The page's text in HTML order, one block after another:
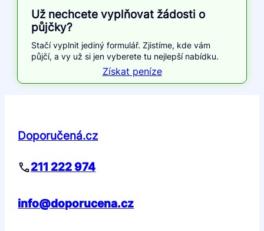
Už nechcete vyplňovat žádosti o
půjčky?
Stačí vyplnit jediný formulář. Zjistíme, kde vám
půjčí, a vy už si jen vyberete tu nejlepší nabídku.
Získat peníze
Doporučená.cz
211 222 974
info@doporucena.cz